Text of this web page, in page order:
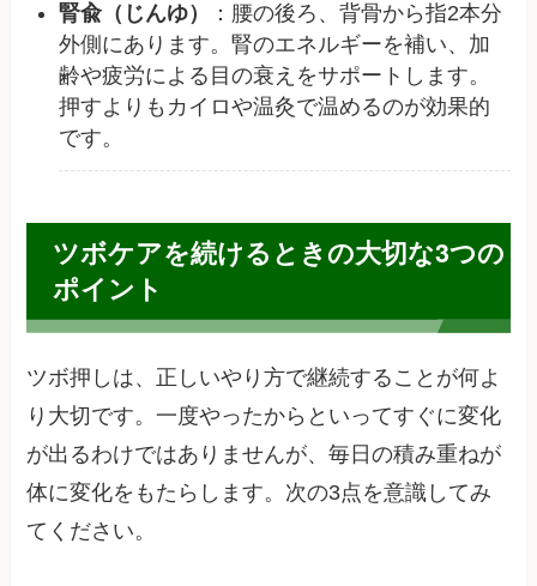
腎兪（じんゆ）
：腰の後ろ、背骨から指2本分
外側にあります。腎のエネルギーを補い、加
齢や疲労による目の衰えをサポートします。
押すよりもカイロや温灸で温めるのが効果的
です。
ツボケアを続けるときの大切な3つの
ポイント
ツボ押しは、正しいやり方で継続することが何よ
り大切です。一度やったからといってすぐに変化
が出るわけではありませんが、毎日の積み重ねが
体に変化をもたらします。次の3点を意識してみ
てください。